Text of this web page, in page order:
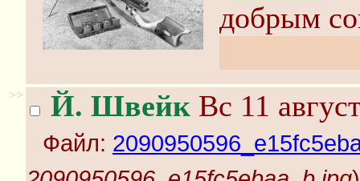
добрым
>> Й. Швейк Вс 11
Файл: